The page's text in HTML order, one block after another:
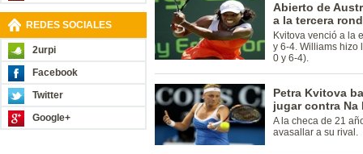
REDES SOCIALES
2urpi
Facebook
Twitter
Google+
Abierto de
a la tercera
Kvitova venció a la
y 6-4. Williams hizo
0 y 6-4).
Petra Kvitova
jugar contra Na
A la checa de 21
avasallar a su rival.